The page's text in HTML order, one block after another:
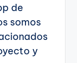
de
somos
y